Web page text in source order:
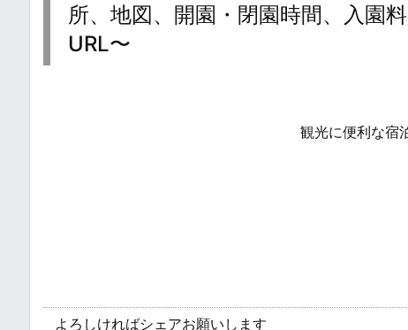
所、地図、開園・閉園時間、入園
URL〜
観光に便利な宿
よろしければシェアお願いします